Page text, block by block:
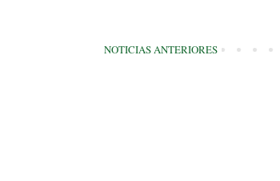
NOTICIAS ANTERIORES